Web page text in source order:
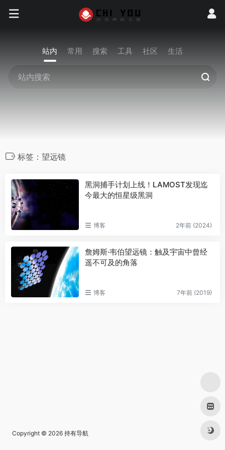
站内 常用 搜索 工具 社区 生活
标签：望远镜
黑洞捕手计划上线！LAMOST发现迄
今最大的恒星级黑洞
博客 2年前 (2024)
詹姆斯·韦伯望远镜：触及宇宙中曾经
遥不可及的角落
博客 7年前 (2019)
Copyright © 2026 持有导航